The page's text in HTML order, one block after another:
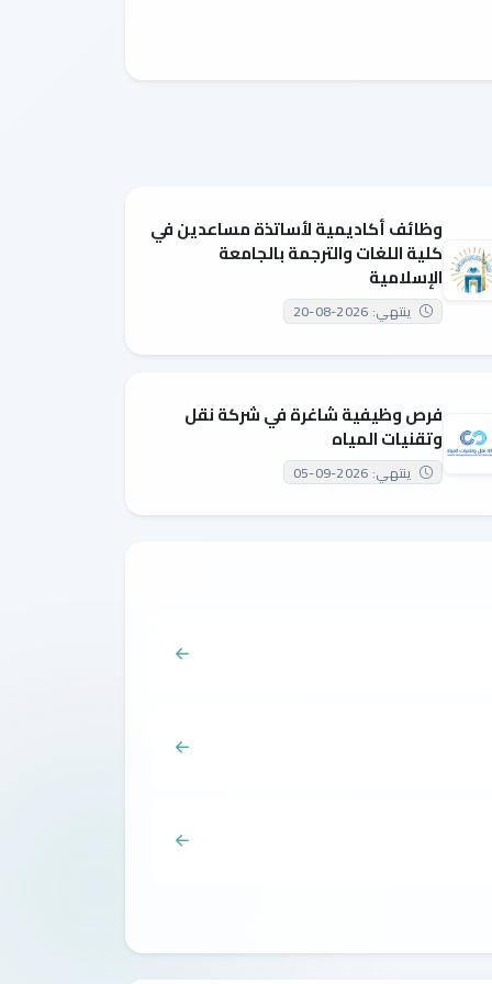
وظائف أكاديمية لأساتذة مساعدين في
كلية اللغات والترجمة بالجامعة
الإسلامية
ينتهي: 2026-08-20
فرص وظيفية شاغرة في شركة نقل
وتقنيات المياه
ينتهي: 2026-09-05